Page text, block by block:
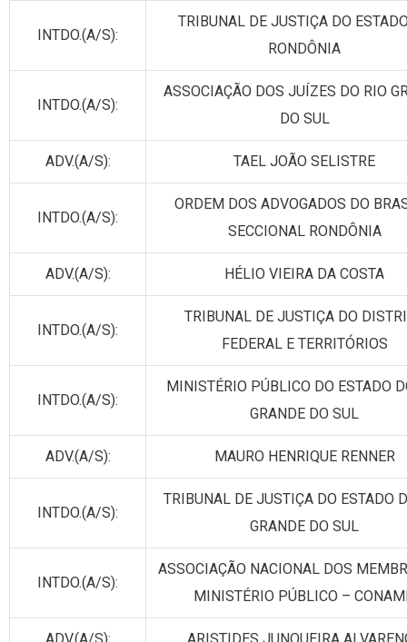
INTDO.(A/S):
TRIBUNAL DE JUSTIÇA DO
RONDÔNIA
INTDO.(A/S):
ASSOCIAÇÃO DOS JUÍZES DO RIO
DO SUL
ADV.(A/S): TAEL JOÃO SELISTRE
INTDO.(A/S):
ORDEM DOS ADVOGADOS DO
SECCIONAL RONDÔNIA
ADV.(A/S): HÉLIO VIEIRA DA COSTA
INTDO.(A/S):
TRIBUNAL DE JUSTIÇA DO
FEDERAL E TERRITÓRIOS
INTDO.(A/S):
MINISTÉRIO PÚBLICO DO ESTADO
GRANDE DO SUL
ADV.(A/S): MAURO HENRIQUE RENNER
INTDO.(A/S):
TRIBUNAL DE JUSTIÇA DO ESTADO
GRANDE DO SUL
INTDO.(A/S):
ASSOCIAÇÃO NACIONAL DOS
MINISTÉRIO PÚBLICO –